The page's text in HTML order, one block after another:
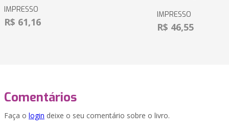
IMPRESSO
R$ 61,16
IMPRESSO
R$ 46,55
Comentários
Faça o login deixe o seu comentário sobre o livro.